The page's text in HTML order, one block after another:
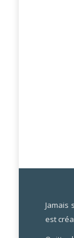
Jamais
est